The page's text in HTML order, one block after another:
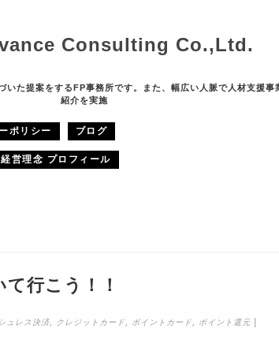
Consulting Co.,Ltd.
た提案をするFP事務所です。また、幅広い人脈で人材支援
紹介を実施
ポリシー ブログ
経営理念 プロフィール
行こう！！
ュレス決済, クレジットカード, ポイントカード, ポイント還元